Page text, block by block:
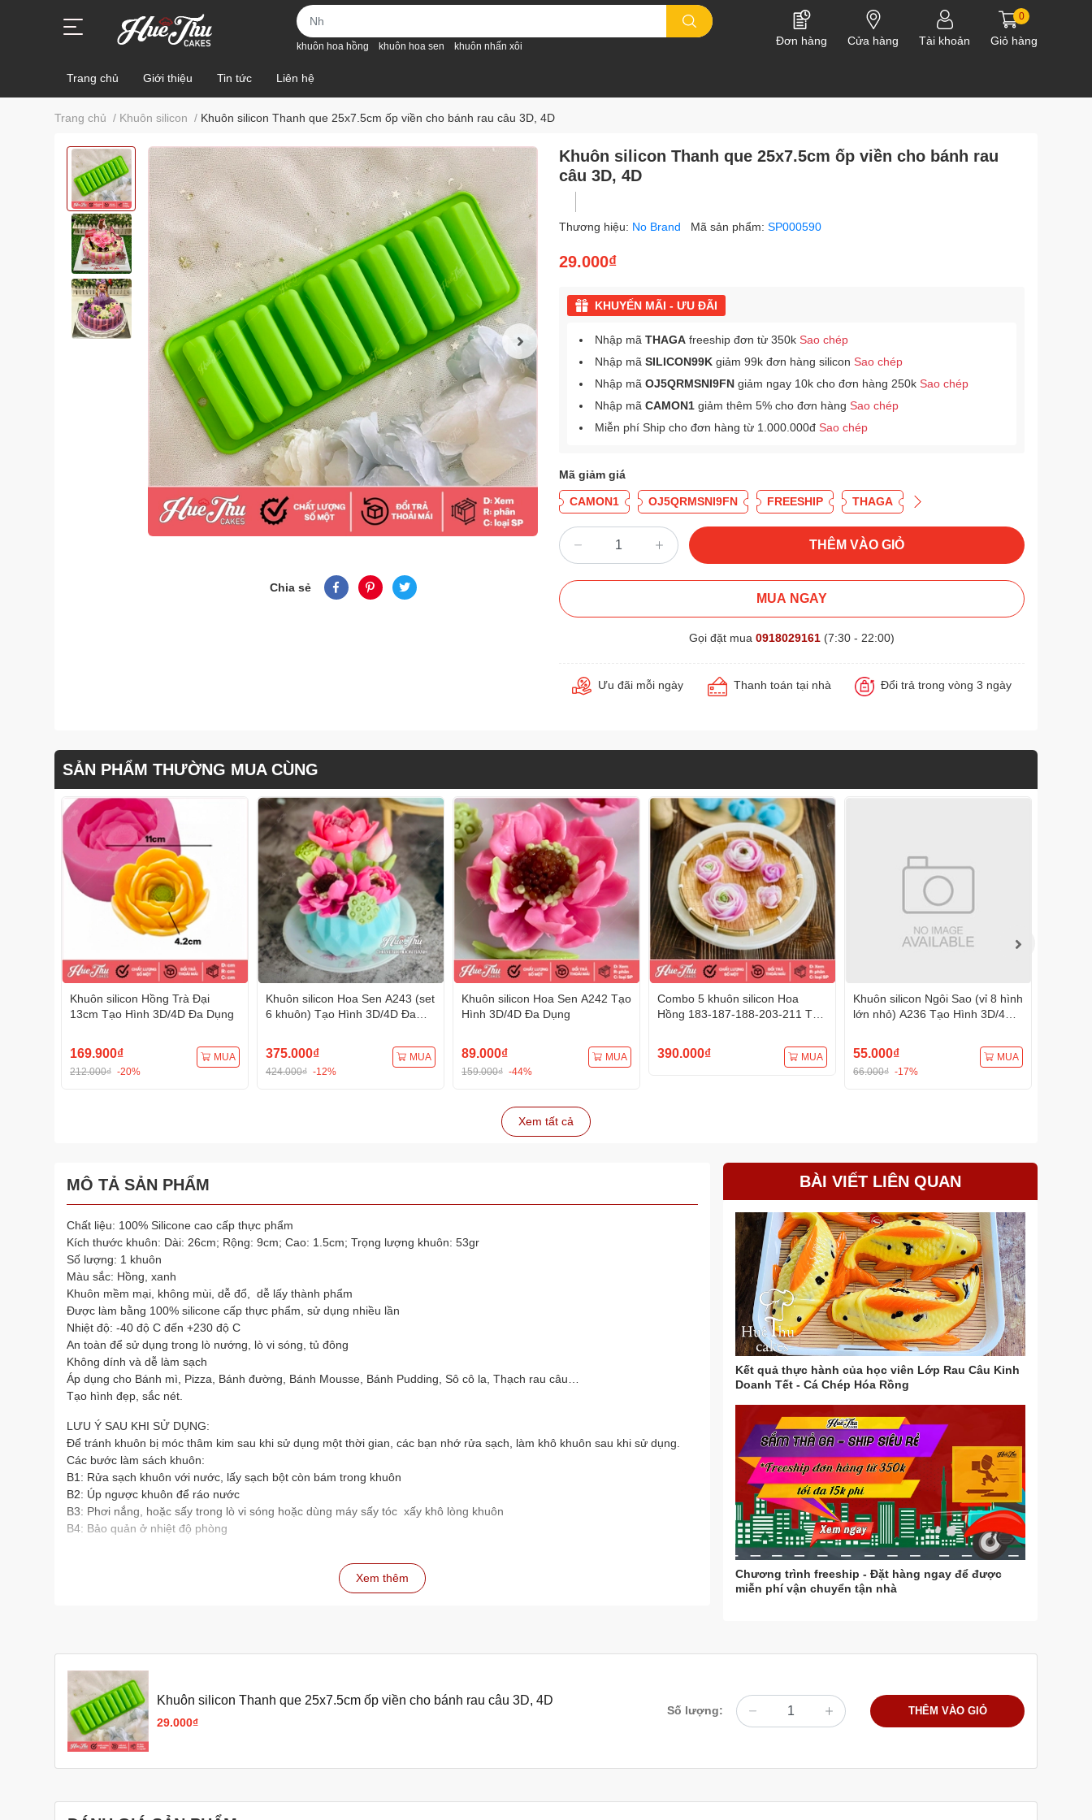
khuôn hoa hồng khuôn hoa sen khuôn nhấn xôi Đơn hàng Cửa hàng Tài khoản
0
Giỏ hàng
Trang chủ Giới thiệu Tin tức Liên hệ
Trang chủ / Khuôn silicon / Khuôn silicon Thanh que 25x7.5cm ốp viền cho bánh rau câu 3D, 4D
Chia sẻ
Khuôn silicon Thanh que 25x7.5cm ốp viền cho bánh rau
câu 3D, 4D
Thương hiệu: No Brand Mã sản phẩm: SP000590
29.000₫
KHUYẾN MÃI - ƯU ĐÃI
Nhập mã THAGA freeship đơn từ 350k Sao chép
Nhập mã SILICON99K giảm 99k đơn hàng silicon Sao chép
Nhập mã OJ5QRMSNI9FN giảm ngay 10k cho đơn hàng 250k Sao chép
Nhập mã CAMON1 giảm thêm 5% cho đơn hàng Sao chép
Miễn phí Ship cho đơn hàng từ 1.000.000đ Sao chép
Mã giảm giá
CAMON1 OJ5QRMSNI9FN FREESHIP THAGA
THÊM VÀO GIỎ
MUA NGAY
Gọi đặt mua 0918029161 (7:30 - 22:00)
Ưu đãi mỗi ngày Thanh toán tại nhà Đổi trả trong vòng 3 ngày
SẢN PHẨM THƯỜNG MUA CÙNG
Khuôn silicon Hồng Trà Đại
13cm Tạo Hình 3D/4D Đa Dụng
169.900₫
212.000₫ -20%
MUA
Khuôn silicon Hoa Sen A243 (set
6 khuôn) Tạo Hình 3D/4D Đa
375.000₫
424.000₫ -12%
MUA
Khuôn silicon Hoa Sen A242 Tạo
Hình 3D/4D Đa Dụng
89.000₫
159.000₫ -44%
MUA
Combo 5 khuôn silicon Hoa
Hồng 183-187-188-203-211 Tạo
390.000₫ MUA
Khuôn silicon Ngôi Sao (vỉ 8 hình
lớn nhỏ) A236 Tạo Hình 3D/4D
55.000₫
66.000₫ -17%
MUA
Xem tất cả
MÔ TẢ SẢN PHẨM
Chất liệu: 100% Silicone cao cấp thực phẩm
Kích thước khuôn: Dài: 26cm; Rộng: 9cm; Cao: 1.5cm; Trọng lượng khuôn: 53gr
Số lượng: 1 khuôn
Màu sắc: Hồng, xanh
Khuôn mềm mại, không mùi, dễ đổ, dễ lấy thành phẩm
Được làm bằng 100% silicone cấp thực phẩm, sử dụng nhiều lần
Nhiệt độ: -40 độ C đến +230 độ C
An toàn để sử dụng trong lò nướng, lò vi sóng, tủ đông
Không dính và dễ làm sạch
Áp dụng cho Bánh mì, Pizza, Bánh đường, Bánh Mousse, Bánh Pudding, Sô cô la, Thạch rau câu…
Tạo hình đẹp, sắc nét.
LƯU Ý SAU KHI SỬ DỤNG:
Để tránh khuôn bị móc thâm kim sau khi sử dụng một thời gian, các bạn nhớ rửa sạch, làm khô khuôn sau khi sử dụng.
Các bước làm sách khuôn:
B1: Rửa sạch khuôn với nước, lấy sạch bột còn bám trong khuôn
B2: Úp ngược khuôn để ráo nước
B3: Phơi nắng, hoặc sấy trong lò vi sóng hoặc dùng máy sấy tóc xấy khô lòng khuôn
B4: Bảo quản ở nhiệt độ phòng
Xem thêm
BÀI VIẾT LIÊN QUAN
Kết quả thực hành của học viên Lớp Rau Câu Kinh
Doanh Tết - Cá Chép Hóa Rồng
Chương trình freeship - Đặt hàng ngay để được
miễn phí vận chuyển tận nhà
Khuôn silicon Thanh que 25x7.5cm ốp viền cho bánh rau câu 3D, 4D
29.000₫
Số lượng: THÊM VÀO GIỎ